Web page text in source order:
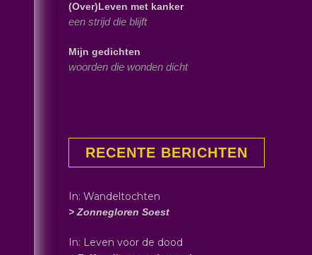
(Over)Leven met kanker
een strijd die blijft
Mijn gedichten
woorden die wonden dicht
RECENTE BERICHTEN
In: Wandeltochten
> Zonnegloren Soest
In: Leven voor de dood